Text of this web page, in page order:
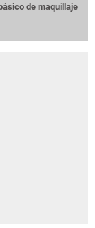
de maquillaje